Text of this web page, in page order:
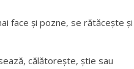
face și pozne, se rătăcește și
călătorește, știe sau